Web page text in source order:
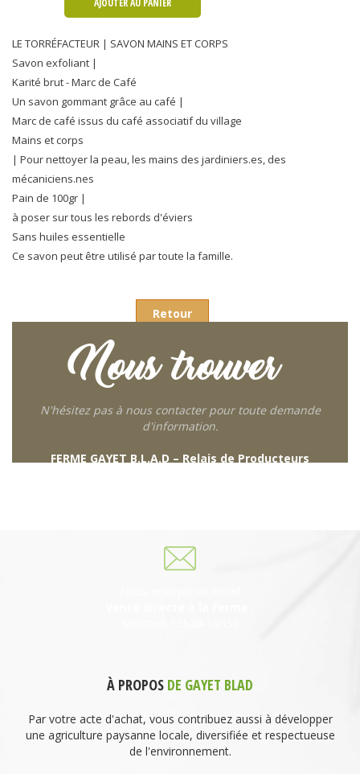
AJOUTER AU PANIER
LE TORRÉFACTEUR | SAVON MAINS ET CORPS
Savon exfoliant |
Karité brut - Marc de Café
Un savon gommant grâce au café |
Marc de café issus du café associatif du village
Mains et corps
| Pour nettoyer la peau, les mains des jardiniers.es, des
mécaniciens.nes
Pain de 100gr |
à poser sur tous les rebords d'éviers
Sans huiles essentielle
Ce savon peut être utilisé par toute la famille.
Retour
Nous trouver
N'hésitez pas à nous contacter pour toute demande
d'information.
FERME GAYET B.L.A.D – Relais de Producteurs
À PROPOS DE GAYET BLAD
Par votre acte d'achat, vous contribuez aussi à développer
une agriculture paysanne locale, diversifiée et respectueuse
de l'environnement.